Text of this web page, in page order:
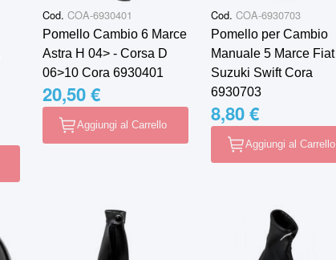
Cod. COA-6930401
Pomello Cambio 6 Marce
Astra H 04> - Corsa D
06>10 Cora 6930401
20,50 €
Aggiungi al Carrello
Cod. COA-6930703
Pomello per Cambio
Manuale 5 Marce Fiat
Suzuki Swift Cora
6930703
8,80 €
Aggiungi al Carrello